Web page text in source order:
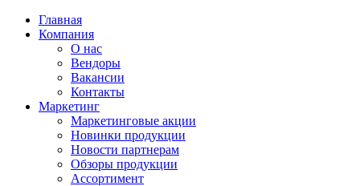
Главная
Компания
О нас
Вендоры
Вакансии
Контакты
Маркетинг
Маркетинговые акции
Новинки продукции
Новости партнерам
Обзоры продукции
Ассортимент